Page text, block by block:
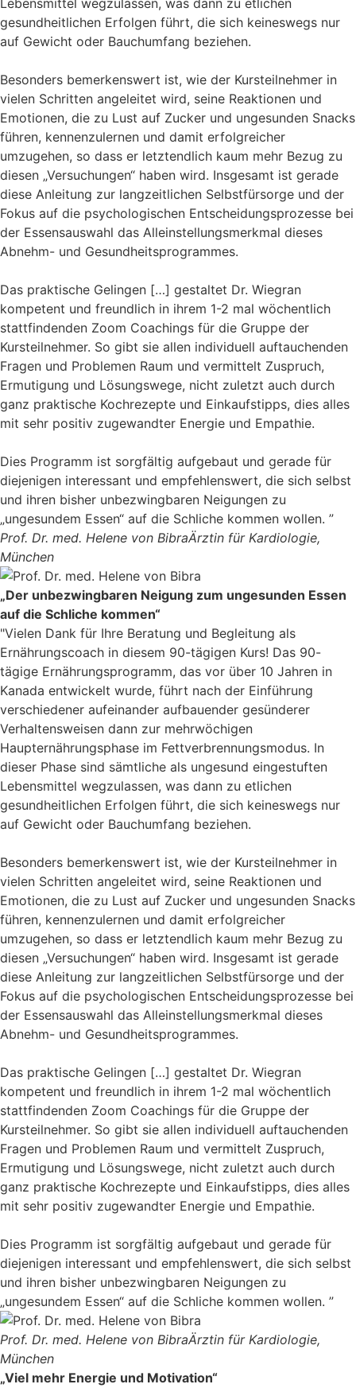
Lebensmittel wegzulassen, was dann zu etlichen
gesundheitlichen Erfolgen führt, die sich keineswegs nur
auf Gewicht oder Bauchumfang beziehen.
Besonders bemerkenswert ist, wie der Kursteilnehmer in
vielen Schritten angeleitet wird, seine Reaktionen und
Emotionen, die zu Lust auf Zucker und ungesunden Snacks
führen, kennenzulernen und damit erfolgreicher
umzugehen, so dass er letztendlich kaum mehr Bezug zu
diesen „Versuchungen“ haben wird. Insgesamt ist gerade
diese Anleitung zur langzeitlichen Selbstfürsorge und der
Fokus auf die psychologischen Entscheidungsprozesse bei
der Essensauswahl das Alleinstellungsmerkmal dieses
Abnehm- und Gesundheitsprogrammes.
Das praktische Gelingen […] gestaltet Dr. Wiegran
kompetent und freundlich in ihrem 1-2 mal wöchentlich
stattfindenden Zoom Coachings für die Gruppe der
Kursteilnehmer. So gibt sie allen individuell auftauchenden
Fragen und Problemen Raum und vermittelt Zuspruch,
Ermutigung und Lösungswege, nicht zuletzt auch durch
ganz praktische Kochrezepte und Einkaufstipps, dies alles
mit sehr positiv zugewandter Energie und Empathie.
Dies Programm ist sorgfältig aufgebaut und gerade für
diejenigen interessant und empfehlenswert, die sich selbst
und ihren bisher unbezwingbaren Neigungen zu
„ungesundem Essen“ auf die Schliche kommen wollen. ”
Prof. Dr. med. Helene von BibraÄrztin für Kardiologie,
München
„Der unbezwingbaren Neigung zum ungesunden Essen
auf die Schliche kommen“
"Vielen Dank für Ihre Beratung und Begleitung als
Ernährungscoach in diesem 90-tägigen Kurs! Das 90-
tägige Ernährungsprogramm, das vor über 10 Jahren in
Kanada entwickelt wurde, führt nach der Einführung
verschiedener aufeinander aufbauender gesünderer
Verhaltensweisen dann zur mehrwöchigen
Haupternährungsphase im Fettverbrennungsmodus. In
dieser Phase sind sämtliche als ungesund eingestuften
Lebensmittel wegzulassen, was dann zu etlichen
gesundheitlichen Erfolgen führt, die sich keineswegs nur
auf Gewicht oder Bauchumfang beziehen.
Besonders bemerkenswert ist, wie der Kursteilnehmer in
vielen Schritten angeleitet wird, seine Reaktionen und
Emotionen, die zu Lust auf Zucker und ungesunden Snacks
führen, kennenzulernen und damit erfolgreicher
umzugehen, so dass er letztendlich kaum mehr Bezug zu
diesen „Versuchungen“ haben wird. Insgesamt ist gerade
diese Anleitung zur langzeitlichen Selbstfürsorge und der
Fokus auf die psychologischen Entscheidungsprozesse bei
der Essensauswahl das Alleinstellungsmerkmal dieses
Abnehm- und Gesundheitsprogrammes.
Das praktische Gelingen […] gestaltet Dr. Wiegran
kompetent und freundlich in ihrem 1-2 mal wöchentlich
stattfindenden Zoom Coachings für die Gruppe der
Kursteilnehmer. So gibt sie allen individuell auftauchenden
Fragen und Problemen Raum und vermittelt Zuspruch,
Ermutigung und Lösungswege, nicht zuletzt auch durch
ganz praktische Kochrezepte und Einkaufstipps, dies alles
mit sehr positiv zugewandter Energie und Empathie.
Dies Programm ist sorgfältig aufgebaut und gerade für
diejenigen interessant und empfehlenswert, die sich selbst
und ihren bisher unbezwingbaren Neigungen zu
„ungesundem Essen“ auf die Schliche kommen wollen. ”
Prof. Dr. med. Helene von BibraÄrztin für Kardiologie,
München
„Viel mehr Energie und Motivation“